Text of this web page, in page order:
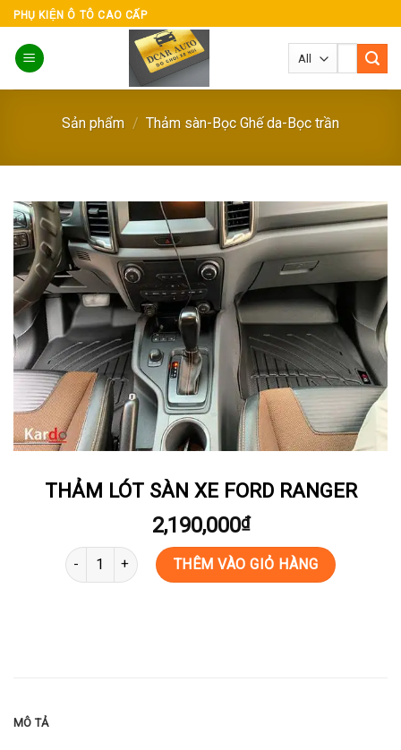
Skip
to
content
PHỤ KIỆN Ô TÔ CAO CẤP
Sản phẩm / Thảm sàn-Bọc Ghế da-Bọc trần
THẢM LÓT SÀN XE FORD RANGER
2,190,000₫
THẢM LÓT SÀN XE FORD RANGER số lượng
THÊM VÀO GIỎ HÀNG
MÔ TẢ